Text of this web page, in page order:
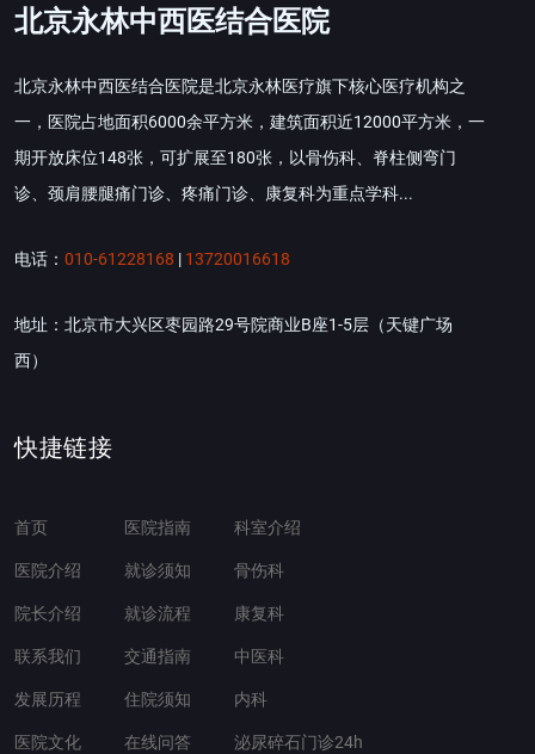
北京永林中西医结合医院
北京永林中西医结合医院是北京永林医疗旗下核心医疗机构之
一，医院占地面积6000余平方米，建筑面积近12000平方米，一
期开放床位148张，可扩展至180张，以骨伤科、脊柱侧弯门
诊、颈肩腰腿痛门诊、疼痛门诊、康复科为重点学科...
电话： 010-61228168 | 13720016618
地址：北京市大兴区枣园路29号院商业B座1-5层（天键广场
西）
快捷链接
首页
医院介绍
院长介绍
联系我们
发展历程
医院文化
医院指南
就诊须知
就诊流程
交通指南
住院须知
在线问答
科室介绍
骨伤科
康复科
中医科
内科
泌尿碎石门诊24h